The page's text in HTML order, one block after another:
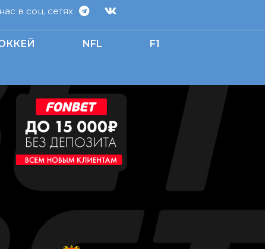
в соц. сетях
NFL F1